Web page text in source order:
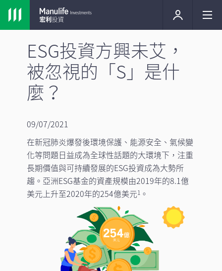
ESG投資方興未艾，
被忽視的「S」是什
麼？
09/07/2021
在新冠肺炎爆發後環境保護、能源安全、氣候變
化等問題日益成為全球性話題的大環境下，注重
長期價值與可持續發展的ESG投資成為大勢所
趨。亞洲ESG基金的資產規模由2019年的8.1億
美元上升至2020年的254億美元1。